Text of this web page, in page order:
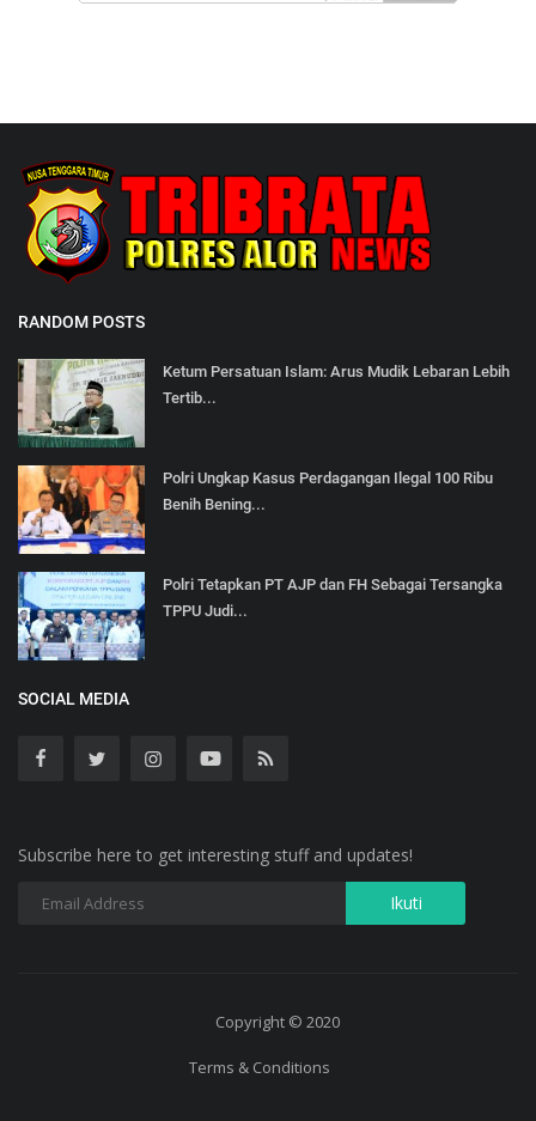
RANDOM POSTS
Ketum Persatuan Islam: Arus Mudik Lebaran Lebih
Tertib...
Polri Ungkap Kasus Perdagangan Ilegal 100 Ribu
Benih Bening...
Polri Tetapkan PT AJP dan FH Sebagai Tersangka
TPPU Judi...
SOCIAL MEDIA
Subscribe here to get interesting stuff and updates!
Copyright © 2020
Terms & Conditions